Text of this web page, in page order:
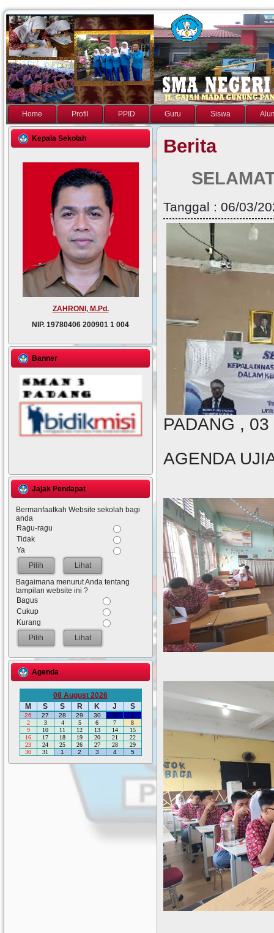
Home Profil PPID Guru Siswa
Kepala Sekolah
ZAHRONI, M.Pd.
NIP. 19780406 200901 1 004
Banner
Jajak Pendapat
Bermanfaatkah Website sekolah bagi
anda
Ragu-ragu
Tidak
Ya
Lihat
Bagaimana menurut Anda tentang
tampilan website ini ?
Bagus
Cukup
Kurang
Lihat
Agenda
08 August 2026
M
S S R K J S
26 27 28 29 30 31
1
2
3 4 5 6 7
8
9
10 11 12 13 14
15
16
17 18 19 20 21
22
23
24 25 26 27 28
29
30
31 1 2 3 4 5
Berita
Tanggal : 06/03/
PADANG ,
AGENDA